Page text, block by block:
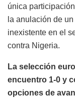
única
la anulación de
inexistente en el
contra Nigeria.
La selección
encuentro 1-0 y
opciones de